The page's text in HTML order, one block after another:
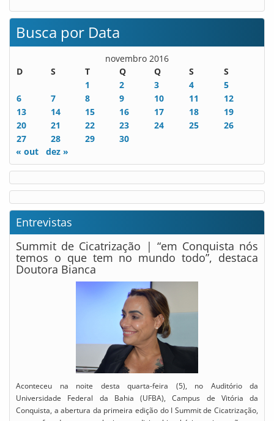
Busca por Data
novembro 2016
D
S T Q Q S
S
1
2 3 4
5
6
7 8 9 10 11
12
13
14 15 16 17 18
19
20
21 22 23 24 25
26
27
28 29
30
« out
dez »
Entrevistas
Summit de Cicatrização | “em Conquista nós
temos o que tem no mundo todo”, destaca
Doutora Bianca
Aconteceu na noite desta quarta-feira (5), no Auditório da
Universidade Federal da Bahia (UFBA), Campus de Vitória da
Conquista, a abertura da primeira edição do I Summit de Cicatrização,